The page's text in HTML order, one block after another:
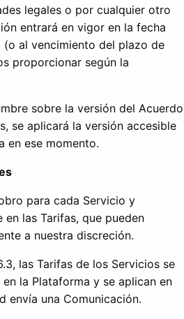
legales o por cualquier otro
entrará en vigor en la fecha
(o al vencimiento del plazo de
proporcionar según la
sobre la versión del Acuerdo
se aplicará la versión accesible
en ese momento.
para cada Servicio y
en las Tarifas, que pueden
a nuestra discreción.
las Tarifas de los Servicios se
la Plataforma y se aplican en
envía una Comunicación.